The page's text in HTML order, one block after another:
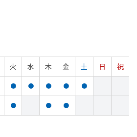
火 水 木 金 土 日
祝
● ● ● ● ●
● ● ●